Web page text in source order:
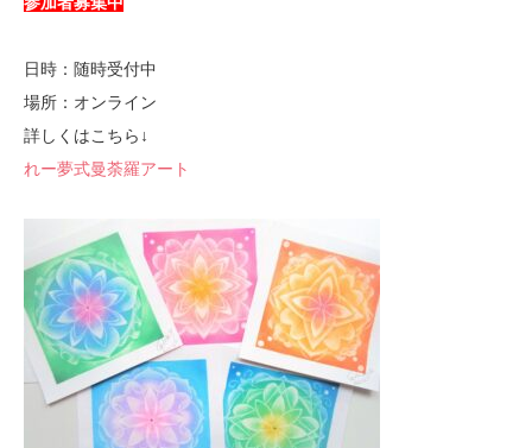
日時：随時受付中
場所：オンライン
詳しくはこちら↓
れー夢式曼荼羅アート